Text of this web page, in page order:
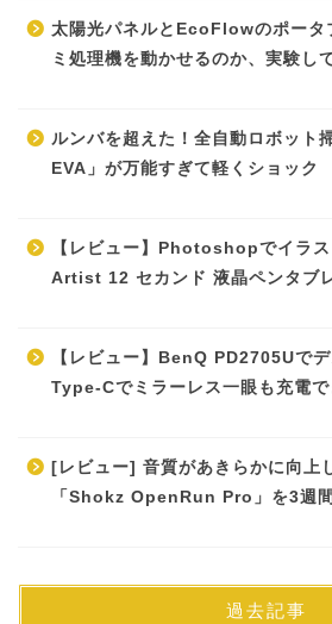
太陽光パネルとEcoFlowのポータ
ミ処理機を動かせるのか、実験し
ルンバを超えた！全自動ロボット
EVA」が万能すぎて軽くショック
【レビュー】Photoshopでイラ
Artist 12 セカンド 液晶ペンタブ
【レビュー】BenQ PD2705Uで
Type-Cでミラーレス一眼も充電で
[レビュー] 音質があきらかに向上
「Shokz OpenRun Pro」を3週
過去記事